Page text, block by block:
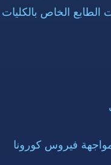
الخاص بالكليات
فيروس كورونا